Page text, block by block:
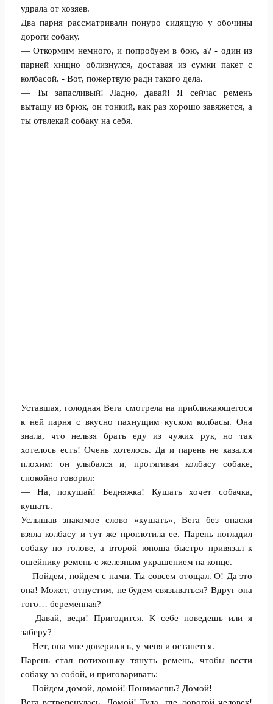
удрала от хозяев.
Два парня рассматривали понуро сидящую у обочины
дороги собаку.
— Откормим немного, и попробуем в бою, а? - один из
парней хищно облизнулся, доставая из сумки пакет с
колбасой. - Вот, пожертвую ради такого дела.
— Ты запасливый! Ладно, давай! Я сейчас ремень
вытащу из брюк, он тонкий, как раз хорошо завяжется, а
ты отвлекай собаку на себя.
Уставшая, голодная Вега смотрела на приближающегося
к ней парня с вкусно пахнущим куском колбасы. Она
знала, что нельзя брать еду из чужих рук, но так
хотелось есть! Очень хотелось. Да и парень не казался
плохим: он улыбался и, протягивая колбасу собаке,
спокойно говорил:
— На, покушай! Бедняжка! Кушать хочет собачка,
кушать.
Услышав знакомое слово «кушать», Вега без опаски
взяла колбасу и тут же проглотила ее. Парень погладил
собаку по голове, а второй юноша быстро привязал к
ошейнику ремень с железным украшением на конце.
— Пойдем, пойдем с нами. Ты совсем отощал. О! Да это
она! Может, отпустим, не будем связываться? Вдруг она
того… беременная?
— Давай, веди! Пригодится. К себе поведешь или я
заберу?
— Нет, она мне доверилась, у меня и останется.
Парень стал потихоньку тянуть ремень, чтобы вести
собаку за собой, и приговаривать:
— Пойдем домой, домой! Понимаешь? Домой!